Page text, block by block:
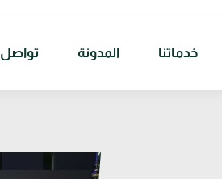
خدماتنا المدونة تواصل